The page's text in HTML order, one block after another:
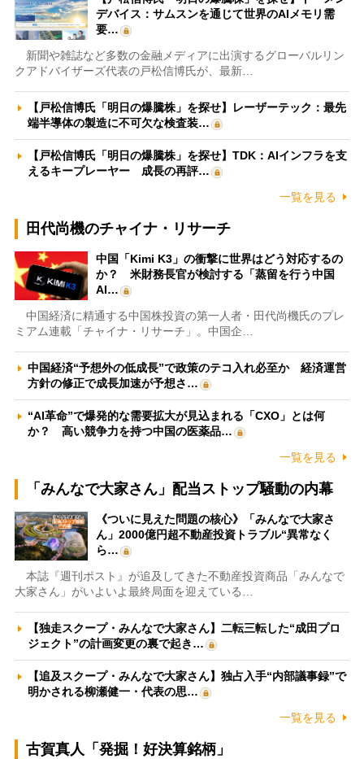
デバイス：サムスンを通じて世界のAIメモリ需
要…
新聞や雑誌など多数の金融メディアに出演するグローバルリン
クアドバイザーズ代表の戸松信博氏が、最新…
【戸松信博氏「明日の爆騰株」を探せ】レーザーテック：最先
端半導体の製造に不可欠な検査装…
【戸松信博氏「明日の爆騰株」を探せ】TDK：AIインフラを支
えるキープレーヤー 成長の再評…
一覧を見る
田代尚機のチャイナ・リサーチ
中国「Kimi K3」の衝撃に世界はどう対応するの
か？ 米財務長官が検討する「蒸留を行う中国
AI…
中国経済に精通する中国株投資の第一人者・田代尚機氏のプレ
ミアム連載「チャイナ・リサーチ」。中国企…
中国経済“予想外の低成長”で政策のテコ入れ必至か 経済運営
方針の修正で成長加速が予想さ…
“AI革命”で爆発的な需要拡大が見込まれる「CXO」とは何
か？ 高い競争力を持つ中国の医薬品…
一覧を見る
「みんなで大家さん」配当ストップ騒動の内幕
《ついに見えた問題の核心》「みんなで大家さ
ん」2000億円超不動産投資トラブル“異常なく
ら…
本誌『週刊ポスト』が追及してきた不動産投資商品「みんなで
大家さん」がいよいよ最終局面を迎えている…
【独走スクープ・みんなで大家さん】二転三転した“成田プロ
ジェクト”の計画変更の裏で起き…
【追及スクープ・みんなで大家さん】独占入手“内部議事録”で
明かされる柳瀬健一・代表の思…
一覧を見る
古賀真人「発掘！好決算銘柄」